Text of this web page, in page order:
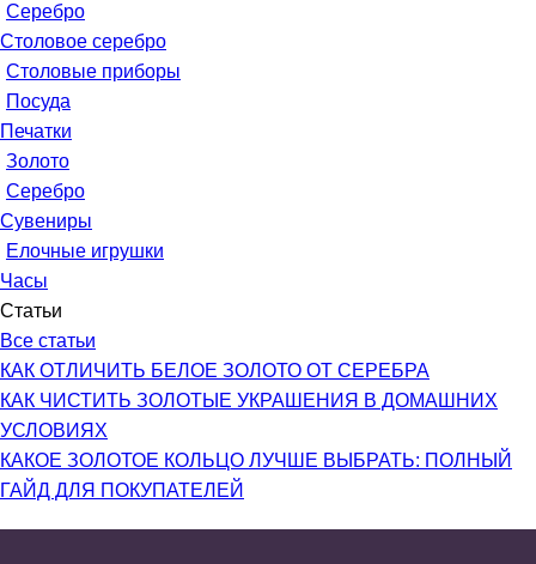
Серебро
Столовое серебро
Столовые приборы
Посуда
Печатки
Золото
Серебро
Сувениры
Елочные игрушки
Часы
Статьи
Все статьи
КАК ОТЛИЧИТЬ БЕЛОЕ ЗОЛОТО ОТ СЕРЕБРА
КАК ЧИСТИТЬ ЗОЛОТЫЕ УКРАШЕНИЯ В ДОМАШНИХ
УСЛОВИЯХ
КАКОЕ ЗОЛОТОЕ КОЛЬЦО ЛУЧШЕ ВЫБРАТЬ: ПОЛНЫЙ
ГАЙД ДЛЯ ПОКУПАТЕЛЕЙ